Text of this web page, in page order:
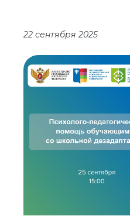
22 сентября 2025